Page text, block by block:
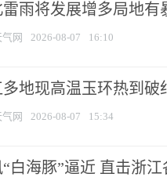
雷雨将发展增多局地有
网 2026-08-07 16:10
多地现高温玉环热到破
网 2026-08-07 15:34
“白海豚”逼近 直击浙